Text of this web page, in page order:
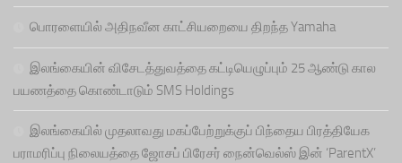
பொரளையில் அதிநவீன காட்சியறையை திறந்த Yamaha
இலங்கையின் விசேடத்துவத்தை கட்டியெழுப்பும் 25 ஆண்டு கால
பயணத்தை கொண்டாடும் SMS Holdings
இலங்கையில் முதலாவது மகப்பேற்றுக்குப் பிந்தைய பிரத்தியேக
பராமரிப்பு நிலையத்தை ஜோசப் பிரேசர் நைன்வெல்ஸ் இன் ‘ParentX’